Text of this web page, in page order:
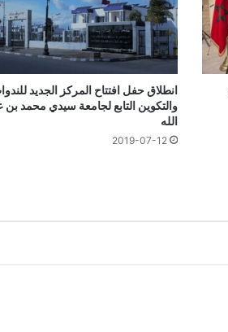
انطلاق حفل افتتاح المركز الجديد
والتكوين التابع لجامعة سيدي محمد بن
الله
2019-07-12